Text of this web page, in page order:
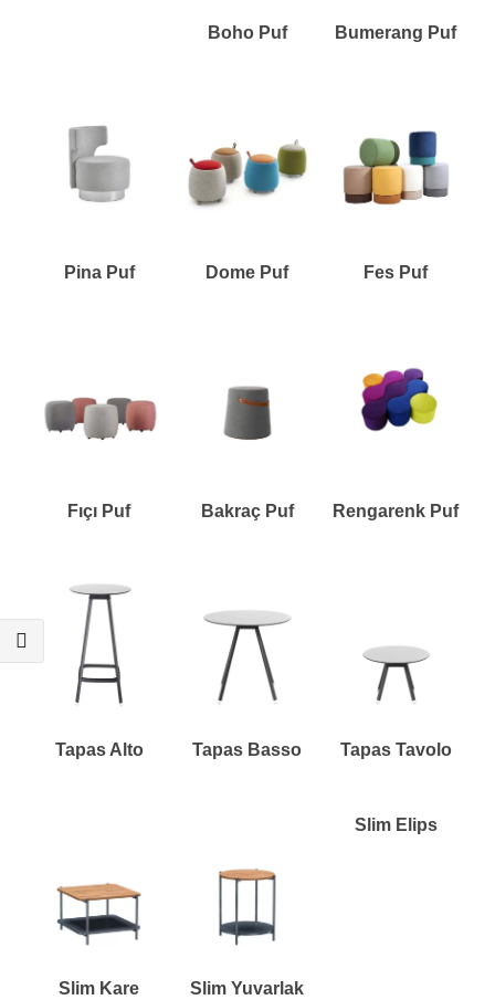
Boho Puf Bumerang Puf
Pina Puf Dome Puf Fes Puf
Fıçı Puf Bakraç Puf Rengarenk Puf
Tapas Alto Tapas Basso Tapas Tavolo
Slim Kare Slim Yuvarlak
Slim Elips